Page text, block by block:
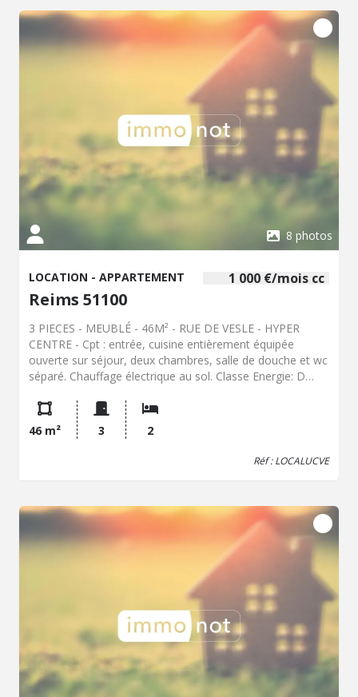
Dont 115.80 € TTC pour Etat des Lieux. Les informations
sur les risques auxquels ce bien est exposé sont
disponibles sur le site Géorisques : www. georisques.
gouv. fr
8 photos
1 000 €/mois cc
LOCATION - APPARTEMENT
Reims 51100
3 PIECES - MEUBLÉ - 46M² - RUE DE VESLE - HYPER
CENTRE - Cpt : entrée, cuisine entièrement équipée
ouverte sur séjour, deux chambres, salle de douche et wc
séparé. Chauffage électrique au sol. Classe Energie: D
possible. Libre de suite. Loyer CC : 1000€ soit 500€ par
colocataire. (cpt : eau, chauffage, électricité et internet.)
Dépôt de garantie : 2000.00€ Honoraires Charge
georisques. gouv. fr
46 m² 3 2
Réf : LOCALUCVE